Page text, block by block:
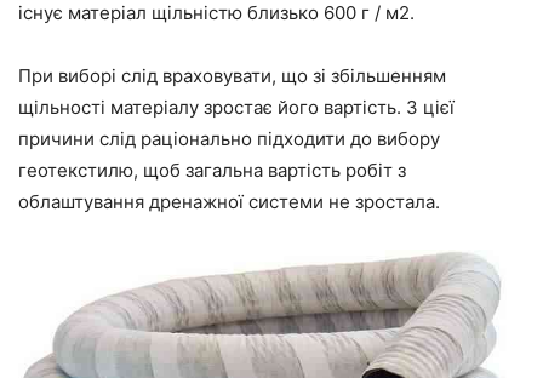
існує матеріал щільністю близько 600 г / м2.
При виборі слід враховувати, що зі збільшенням
щільності матеріалу зростає його вартість. З цієї
причини слід раціонально підходити до вибору
геотекстилю, щоб загальна вартість робіт з
облаштування дренажної системи не зростала.